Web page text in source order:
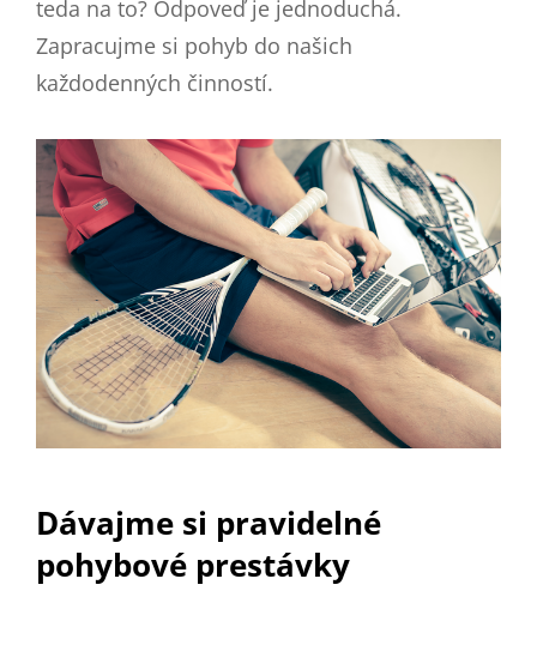
teda na to? Odpoveď je jednoduchá.
Zapracujme si pohyb do našich
každodenných činností.
Dávajme si pravidelné
pohybové prestávky